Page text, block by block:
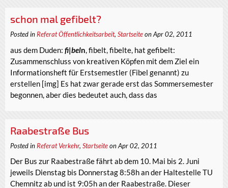
schon mal gefibelt?
Posted inReferat Öffentlichkeitsarbeit, Startseiteon Apr 02, 2011
aus dem Duden: fi|beln, fibelt, fibelte, hat gefibelt:
Zusammenschluss von kreativen Köpfen mit dem Ziel ein
Informationsheft für Erstsemestler (Fibel genannt) zu
erstellen [img] Es hat zwar gerade erst das Sommersemester
begonnen, aber dies bedeutet auch, dass das
Raabestraße Bus
Posted in Referat Verkehr, Startseiteon Apr 02, 2011
Der Bus zur Raabestraße fährt ab dem 10. Mai bis 2. Juni
jeweils Dienstag bis Donnerstag 8:58h an der Haltestelle TU
Chemnitz ab und ist 9:05h an der Raabestraße. Dieser